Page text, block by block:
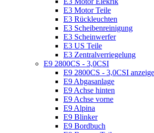
E3 Motor Teile
E3 Rückleuchten
E3 Scheibenreinigung
E3 Scheinwerfer
E3 US Teile
E3 Zentralverriegelung
E9 2800CS - 3,0CSI
E9 2800CS - 3,0CSI
E9 Abgasanlage
E9 Achse hinten
E9 Achse vorne
E9 Alpina
E9 Blinker
E9 Bordbuch